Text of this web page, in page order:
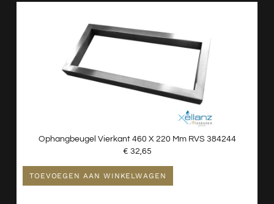
Ophangbeugel Vierkant 460 X 220 Mm RVS 384244
€ 32,65
TOEVOEGEN AAN WINKELWAGEN